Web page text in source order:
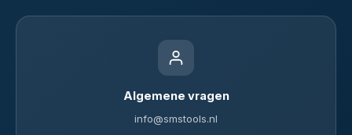
Algemene vragen
info@smstools.nl